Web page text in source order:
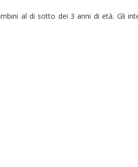
al di sotto dei 3 anni di età. Gli